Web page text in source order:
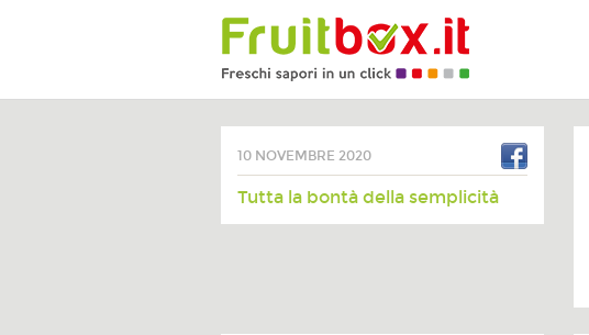
10 NOVEMBRE 2020
Tutta la bontà della semplicità